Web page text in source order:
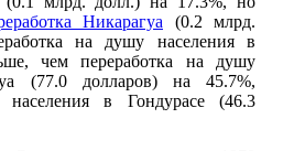
Никарагуа (0.2 млрд.
на душу населения в
чем переработка на душу
(77.0 долларов) на 45.7%,
в Гондурасе (46.3